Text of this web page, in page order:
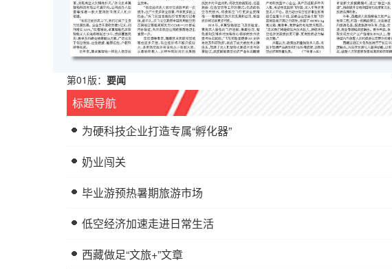
第01版： 要闻
标题导航
为硬科技企业打造专属“孵化器”
奶业闯关
毕业游预热暑期旅游市场
低空经济加速走进日常生活
西藏做足“文旅+”文章